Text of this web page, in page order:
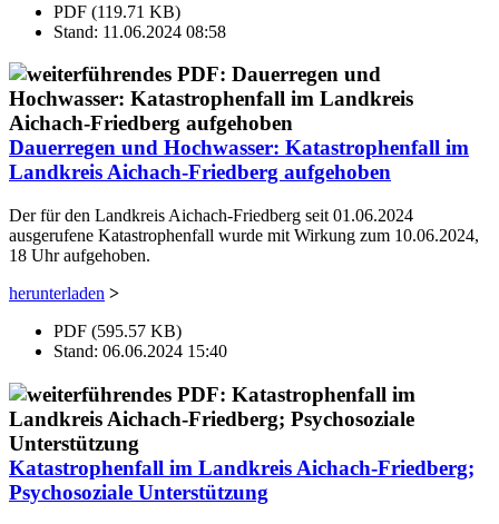
PDF (119.71 KB)
Stand: 11.06.2024 08:58
Dauerregen und Hochwasser: Katastrophenfall im
Landkreis Aichach-Friedberg aufgehoben
Der für den Landkreis Aichach-Friedberg seit 01.06.2024
ausgerufene Katastrophenfall wurde mit Wirkung zum 10.06.2024,
18 Uhr aufgehoben.
herunterladen >
PDF (595.57 KB)
Stand: 06.06.2024 15:40
Katastrophenfall im Landkreis Aichach-Friedberg;
Psychosoziale Unterstützung